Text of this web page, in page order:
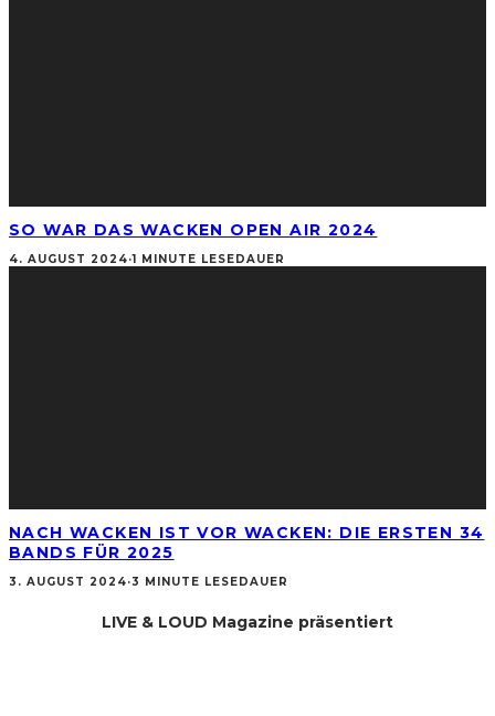
SO WAR DAS WACKEN OPEN AIR 2024
4. AUGUST 2024·1 MINUTE LESEDAUER
NACH WACKEN IST VOR WACKEN: DIE ERSTEN 34
BANDS FÜR 2025
3. AUGUST 2024·3 MINUTE LESEDAUER
LIVE & LOUD Magazine präsentiert